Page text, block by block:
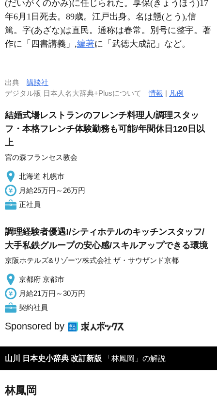
(だいがくのかみ)に任じられた。享保(きょうほう)17
年6月1日死去。89歳。江戸出身。名は戇(とう),信
篤。字(あざな)は直民。通称は春常。別号に整宇。著
作に「四書講義」,編著に「武徳大成記」など。
出典 講談社
デジタル版 日本人名大辞典+Plusについて情報 | 凡例
結婚式場レストランのフレンチ料理人/調理スタッ
フ・本格フレンチ体験勤務も可能/年間休日120日以
上
宮の森フランセス教会
北海道 札幌市
月給25万円～26万円
正社員
調理経験者優遇!/シティホテルのキッチンスタッフ/
大手私鉄グループの安心感/スキルアップできる環境
京阪ホテルズ&リゾーツ株式会社 ザ・サウザンド京都
京都府 京都市
月給21万円～30万円
契約社員
Sponsored by
山川 日本史小辞典 改訂新版 「林鳳岡」の解説
林鳳岡